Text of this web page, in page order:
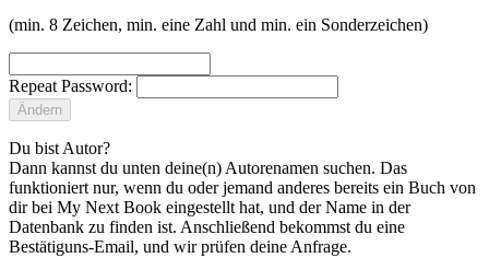
(min. 8 Zeichen, min. eine Zahl und min. ein Sonderzeichen)
Repeat Password:
Ändern
Du bist Autor?
Dann kannst du unten deine(n) Autorenamen suchen. Das
funktioniert nur, wenn du oder jemand anderes bereits ein Buch von
dir bei My Next Book eingestellt hat, und der Name in der
Datenbank zu finden ist. Anschließend bekommst du eine
Bestätiguns-Email, und wir prüfen deine Anfrage.